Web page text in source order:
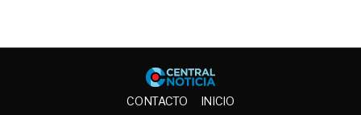
Central
CONTACTO INICIO